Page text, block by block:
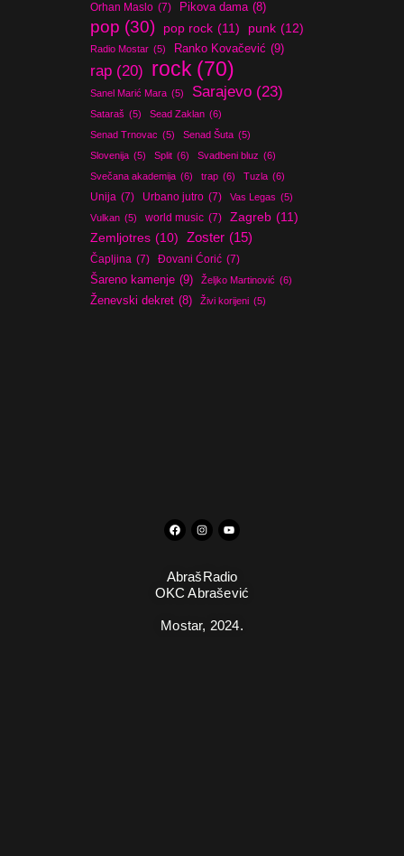
Orhan Maslo (7) Pikova dama (8)
pop (30) pop rock (11) punk (12)
Radio Mostar (5) Ranko Kovačević (9)
rap (20) rock (70)
Sanel Marić Mara (5) Sarajevo (23)
Sataraš (5) Sead Zaklan (6)
Senad Trnovac (5) Senad Šuta (5)
Slovenija (5) Split (6) Svadbeni bluz (6)
Svečana akademija (6) trap (6) Tuzla (6)
Unija (7) Urbano jutro (7) Vas Legas (5)
Vulkan (5) world music (7) Zagreb (11)
Zemljotres (10) Zoster (15)
Čapljina (7) Đovani Ćorić (7)
Šareno kamenje (9) Željko Martinović (6)
Ženevski dekret (8) Živi korijeni (5)
AbrašRadio
OKC Abrašević
Mostar, 2024.